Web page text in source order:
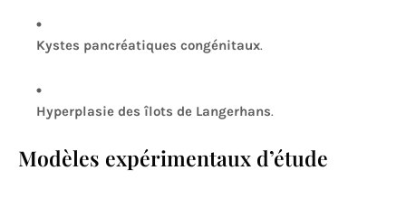
Kystes pancréatiques congénitaux.
Hyperplasie des îlots de Langerhans.
Modèles expérimentaux d’étude